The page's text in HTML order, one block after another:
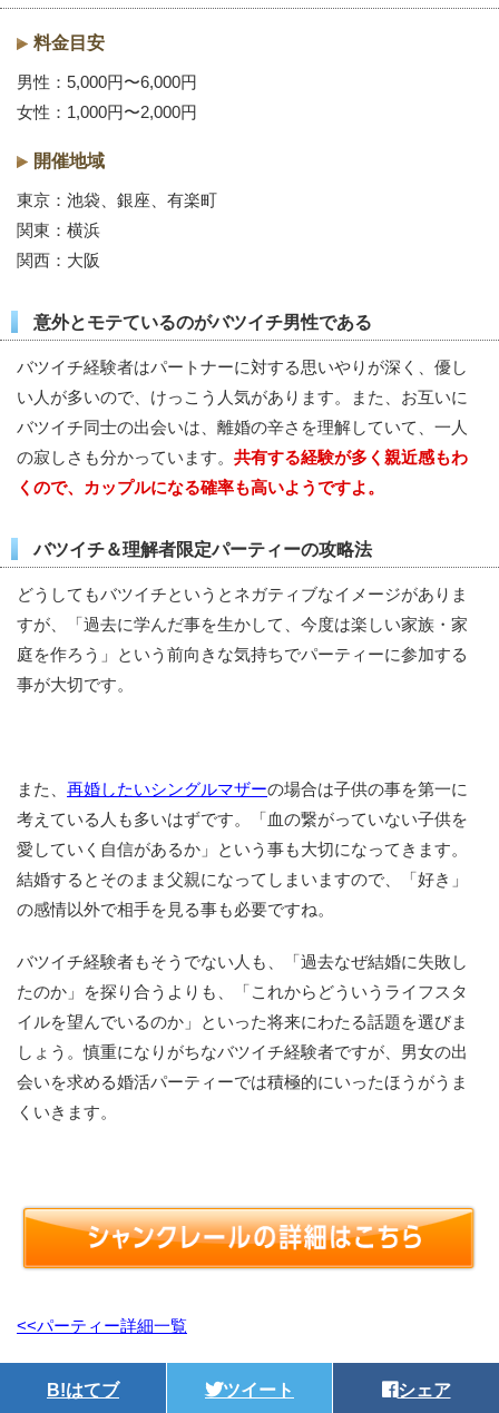
料金目安
男性：5,000円〜6,000円
女性：1,000円〜2,000円
開催地域
東京：池袋、銀座、有楽町
関東：横浜
関西：大阪
意外とモテているのがバツイチ男性である
バツイチ経験者はパートナーに対する思いやりが深く、優し
い人が多いので、けっこう人気があります。また、お互いに
バツイチ同士の出会いは、離婚の辛さを理解していて、一人
の寂しさも分かっています。 共有する経験が多く親近感もわ
くので、カップルになる確率も高いようですよ。
バツイチ＆理解者限定パーティーの攻略法
どうしてもバツイチというとネガティブなイメージがありま
すが、「過去に学んだ事を生かして、今度は楽しい家族・家
庭を作ろう」という前向きな気持ちでパーティーに参加する
事が大切です。
また、 再婚したいシングルマザーの場合は子供の事を第一に
考えている人も多いはずです。「血の繋がっていない子供を
愛していく自信があるか」という事も大切になってきます。
結婚するとそのまま父親になってしまいますので、「好き」
の感情以外で相手を見る事も必要ですね。
バツイチ経験者もそうでない人も、「過去なぜ結婚に失敗し
たのか」を探り合うよりも、「これからどういうライフスタ
イルを望んでいるのか」といった将来にわたる話題を選びま
しょう。慎重になりがちなバツイチ経験者ですが、男女の出
会いを求める婚活パーティーでは積極的にいったほうがうま
くいきます。
<<パーティー詳細一覧
B!はてブ ツイート シェア